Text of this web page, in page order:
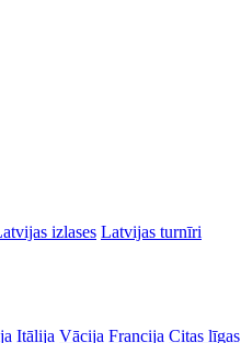
izlases Latvijas turnīri
Itālija Vācija Francija Citas līgas